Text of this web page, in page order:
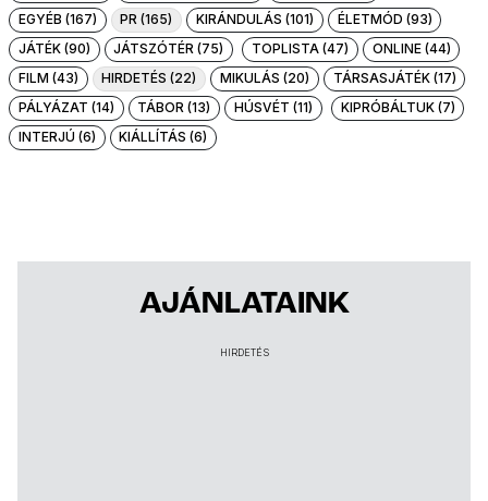
EGYÉB (167)
PR (165) KIRÁNDULÁS (101)
ÉLETMÓD (93)
JÁTÉK (90)
JÁTSZÓTÉR (75) TOPLISTA (47)
ONLINE (44)
FILM (43)
HIRDETÉS (22) MIKULÁS (20)
TÁRSASJÁTÉK (17)
PÁLYÁZAT (14)
TÁBOR (13) HÚSVÉT (11)
KIPRÓBÁLTUK (7)
INTERJÚ (6)
KIÁLLÍTÁS (6)
AJÁNLATAINK
HIRDETÉS